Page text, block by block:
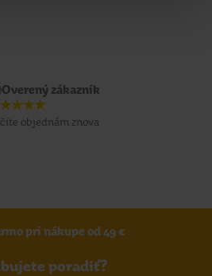
Overený zákazník
objednám znova
pri nákupe od 49 €
poradiť?